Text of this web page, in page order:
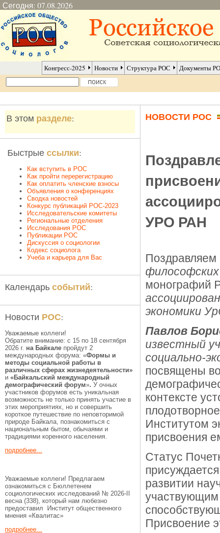
Сегодня: 07.08.2026
Конгресс-2025 Новости Структура РОС Документы
В этом разделе:
Быстрые ссылки:
Как вступить в РОС
Как пройти перерегистрацию
Как оплатить членские взносы
Объявления о конференциях
Сводка новостей
Конкурс публикаций РОС-2023
Исследовательские комитеты
Региональные отделения
Исследования РОС
Публикации РОС
Дискуссия о социологии
Кодекс социолога
Учеба и карьера для Вас
Календарь событий:
Новости РОС:
Уважаемые коллеги!
Обратите внимание: с 15 по 18 сентября
2026 г. на Байкале пройдут 2
международных форума: «Формы и
методы социальной работы в
различных сферах жизнедеятельности»
и «Байкальский международный
демографический форум». У очных
участников форумов есть уникальная
возможность не только принять участие в
этих мероприятиях, но и совершить
короткое путешествие по неповторимой
природе Байкала, познакомиться с
национальным бытом, обычаями и
традициями коренного населения.
подробнее...
Уважаемые коллеги! Предлагаем
ознакомиться с Бюллетенем
социологических исследований № 2026-II
весна (338), который нам любезно
предоставил Институт общественного
мнения «Квалитас»
подробнее...
НОВОСТИ РОС
УРО РАН
Поздравляем
философских
монографий
экономики
Павлов
известный
социально-
посвящены
контексте
Институтом
присвоения
Статус
развитии
участвующим
Присвоение